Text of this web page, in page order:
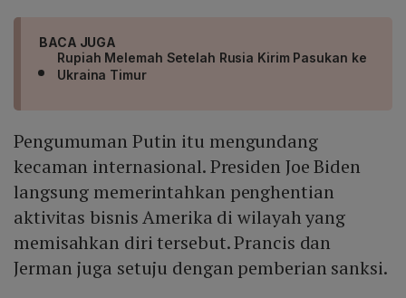
BACA JUGA
Rupiah Melemah Setelah Rusia Kirim Pasukan ke
Ukraina Timur
Pengumuman Putin itu mengundang
kecaman internasional. Presiden Joe Biden
langsung memerintahkan penghentian
aktivitas bisnis Amerika di wilayah yang
memisahkan diri tersebut. Prancis dan
Jerman juga setuju dengan pemberian sanksi.